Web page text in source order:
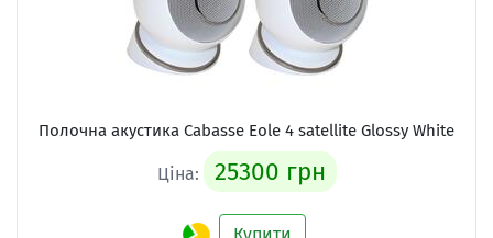
Полочна акустика Cabasse Eole 4 satellite Glossy White
Ціна: 25300 грн